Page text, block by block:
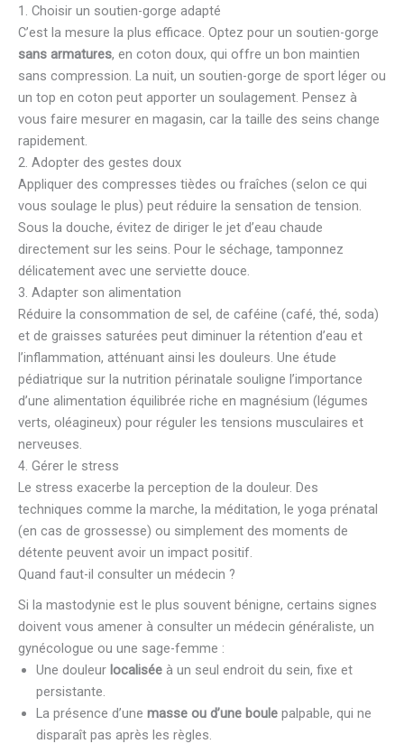
1. Choisir un soutien-gorge adapté
C’est la mesure la plus efficace. Optez pour un soutien-gorge
sans armatures, en coton doux, qui offre un bon maintien
sans compression. La nuit, un soutien-gorge de sport léger ou
un top en coton peut apporter un soulagement. Pensez à
vous faire mesurer en magasin, car la taille des seins change
rapidement.
2. Adopter des gestes doux
Appliquer des compresses tièdes ou fraîches (selon ce qui
vous soulage le plus) peut réduire la sensation de tension.
Sous la douche, évitez de diriger le jet d’eau chaude
directement sur les seins. Pour le séchage, tamponnez
délicatement avec une serviette douce.
3. Adapter son alimentation
Réduire la consommation de sel, de caféine (café, thé, soda)
et de graisses saturées peut diminuer la rétention d’eau et
l’inflammation, atténuant ainsi les douleurs. Une étude
pédiatrique sur la nutrition périnatale souligne l’importance
d’une alimentation équilibrée riche en magnésium (légumes
verts, oléagineux) pour réguler les tensions musculaires et
nerveuses.
4. Gérer le stress
Le stress exacerbe la perception de la douleur. Des
techniques comme la marche, la méditation, le yoga prénatal
(en cas de grossesse) ou simplement des moments de
détente peuvent avoir un impact positif.
Quand faut-il consulter un médecin ?
Si la mastodynie est le plus souvent bénigne, certains signes
doivent vous amener à consulter un médecin généraliste, un
gynécologue ou une sage-femme :
Une douleur localisée à un seul endroit du sein, fixe et
persistante.
La présence d’une masse ou d’une boule palpable, qui ne
disparaît pas après les règles.